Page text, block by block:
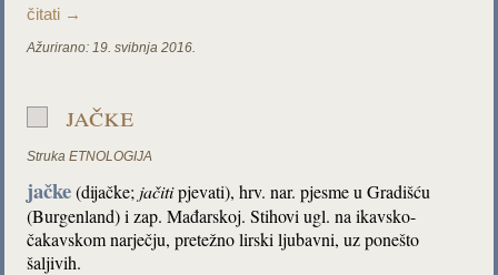
čitati →
Ažurirano: 19. svibnja 2016.
jačke
Struka ETNOLOGIJA
jačke(dijačke; jačitipjevati), hrv. nar. pjesme u Gradišću
(Burgenland) i zap. Mađarskoj. Stihovi ugl. na ikavsko-
čakavskom narječju, pretežno lirski ljubavni, uz ponešto
šaljivih.